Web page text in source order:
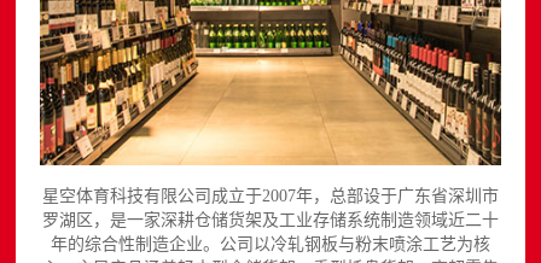
星空体育科技有限公司成立于2007年，总部设于广东省深圳市
罗湖区，是一家深耕仓储货架及工业存储系统制造领域近二十
年的综合性制造企业。公司以冷轧钢板与粉末喷涂工艺为核